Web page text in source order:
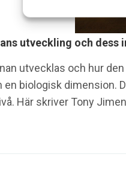
utveckling och dess
utvecklas och hur
en biologisk dimension.
Här skriver Tony